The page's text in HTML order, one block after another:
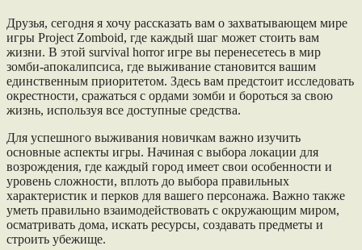
Друзья, сегодня я хочу рассказать вам о захватывающем мире
игры Project Zomboid, где каждый шаг может стоить вам
жизни. В этой survival horror игре вы перенесетесь в мир
зомби-апокалипсиса, где выживание становится вашим
единственным приоритетом. Здесь вам предстоит исследовать
окрестности, сражаться с ордами зомби и бороться за свою
жизнь, используя все доступные средства.
Для успешного выживания новичкам важно изучить
основные аспекты игры. Начиная с выбора локации для
возрождения, где каждый город имеет свои особенности и
уровень сложности, вплоть до выбора правильных
характеристик и перков для вашего персонажа. Важно также
уметь правильно взаимодействовать с окружающим миром,
осматривать дома, искать ресурсы, создавать предметы и
строить убежище.